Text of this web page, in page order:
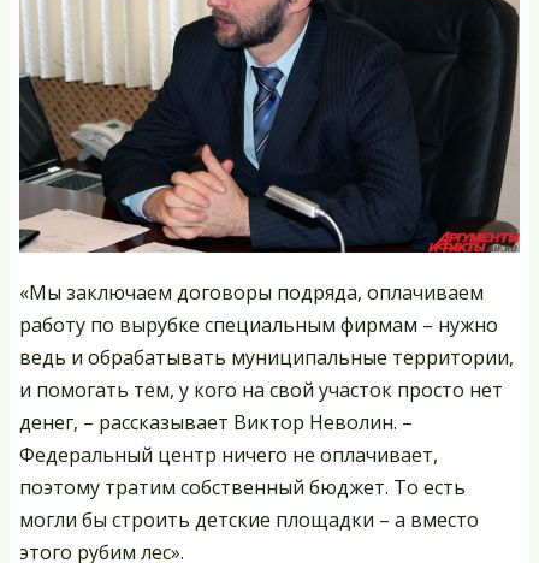
«Мы заключаем договоры подряда, оплачиваем
работу по вырубке специальным фирмам – нужно
ведь и обрабатывать муниципальные территории,
и помогать тем, у кого на свой участок просто нет
денег, – рассказывает Виктор Неволин. –
Федеральный центр ничего не оплачивает,
поэтому тратим собственный бюджет. То есть
могли бы строить детские площадки – а вместо
этого рубим лес».